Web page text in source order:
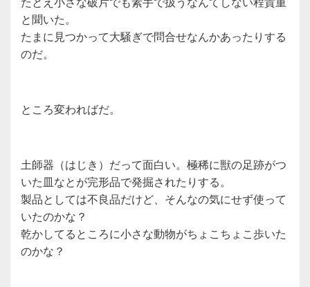
と聞いた。
たまに見つかって大騒ぎで問合せなんかあったりする
のだ。
ところ変わればだ。
土師器（はじき）だって面白い。極稀に獣の足跡がつ
いた皿なとが完形品で発掘されたりする。
製品としては不良品だけど、そんなの気にせず使って
いたのかな？
乾かしてるところに小さな動物がちょこちょこ歩いた
のかな？